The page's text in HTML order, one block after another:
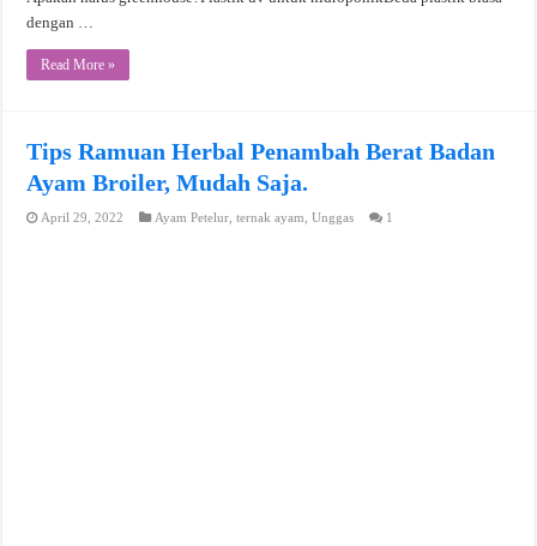
dengan …
Read More »
Tips Ramuan Herbal Penambah Berat Badan
Ayam Broiler, Mudah Saja.
April 29, 2022 Ayam Petelur ,ternak ayam ,Unggas 1